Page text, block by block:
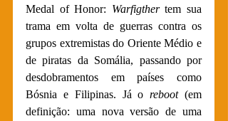
Medal of Honor: Warfigther tem sua
trama em volta de guerras contra os
grupos extremistas do Oriente Médio e
de piratas da Somália, passando por
desdobramentos em países como
Bósnia e Filipinas. Já o reboot (em
definição: uma nova versão de uma